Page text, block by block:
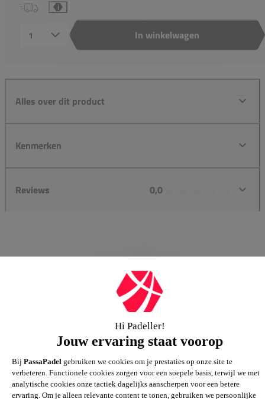
i
In winkelwagen
Alles over dit product
Kenmerken
Reviews 0,0
Groot assortiment
Gigantisch assortiment met meer dan 21.000+
artikelen